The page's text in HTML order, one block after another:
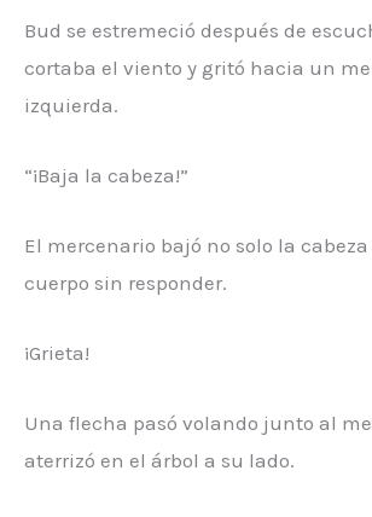
Bud se estremeció después de
cortaba el viento y gritó hacia un
izquierda.
“¡Baja la cabeza!”
El mercenario bajó no solo la
cuerpo sin responder.
¡Grieta!
Una flecha pasó volando junto al
aterrizó en el árbol a su lado.